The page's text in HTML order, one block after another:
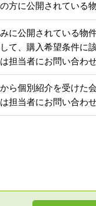
方に公開されている物
に公開されている物件
て、購入希望条件に
担当者にお問い合わせ
ら個別紹介を受けた
担当者にお問い合わせ